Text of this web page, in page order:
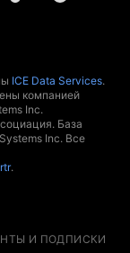
ICE Data Services.
компанией
Inc.
База
Inc. Все
.
И ПОДПИСКИ